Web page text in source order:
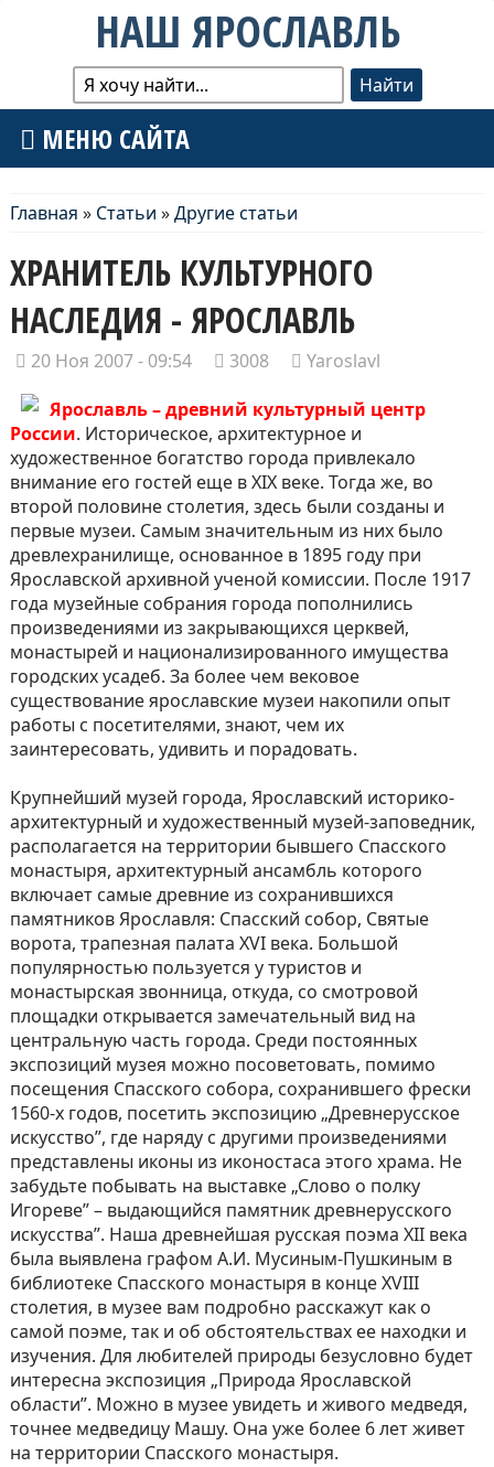
НАШ ЯРОСЛАВЛЬ
МЕНЮ САЙТА
Главная » Статьи »Другие статьи
ХРАНИТЕЛЬ КУЛЬТУРНОГО
НАСЛЕДИЯ - ЯРОСЛАВЛЬ
20 Ноя 2007 - 09:54 3008
Yaroslavl
Ярославль – древний культурный центр
России. Историческое, архитектурное и
художественное богатство города привлекало
внимание его гостей еще в XIX веке. Тогда же, во
второй половине столетия, здесь были созданы и
первые музеи. Самым значительным из них было
древлехранилище, основанное в 1895 году при
Ярославской архивной ученой комиссии. После 1917
года музейные собрания города пополнились
произведениями из закрывающихся церквей,
монастырей и национализированного имущества
городских усадеб. За более чем вековое
существование ярославские музеи накопили опыт
работы с посетителями, знают, чем их
заинтересовать, удивить и порадовать.
Крупнейший музей города, Ярославский историко-
архитектурный и художественный музей-заповедник,
располагается на территории бывшего Спасского
монастыря, архитектурный ансамбль которого
включает самые древние из сохранившихся
памятников Ярославля: Спасский собор, Святые
ворота, трапезная палата XVI века. Большой
популярностью пользуется у туристов и
монастырская звонница, откуда, со смотровой
площадки открывается замечательный вид на
центральную часть города. Среди постоянных
экспозиций музея можно посоветовать, помимо
посещения Спасского собора, сохранившего фрески
1560-х годов, посетить экспозицию „Древнерусское
искусство”, где наряду с другими произведениями
представлены иконы из иконостаса этого храма. Не
забудьте побывать на выставке „Слово о полку
Игореве” – выдающийся памятник древнерусского
искусства”. Наша древнейшая русская поэма XII века
была выявлена графом А.И. Мусиным-Пушкиным в
библиотеке Спасского монастыря в конце XVIII
столетия, в музее вам подробно расскажут как о
самой поэме, так и об обстоятельствах ее находки и
изучения. Для любителей природы безусловно будет
интересна экспозиция „Природа Ярославской
области”. Можно в музее увидеть и живого медведя,
точнее медведицу Машу. Она уже более 6 лет живет
на территории Спасского монастыря.